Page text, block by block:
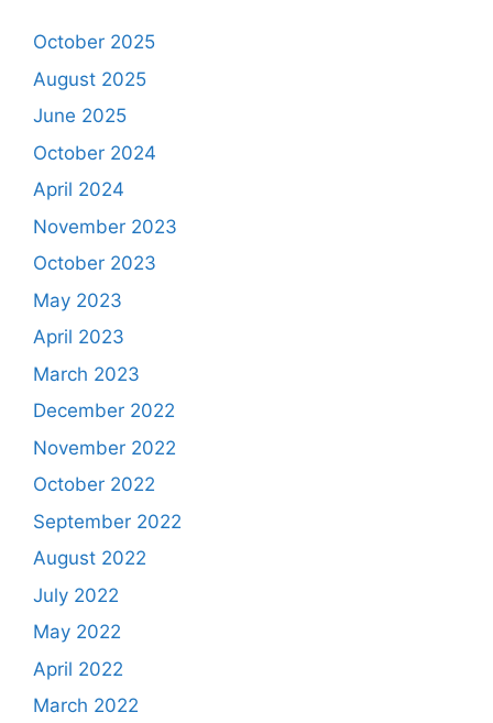
October 2025
August 2025
June 2025
October 2024
April 2024
November 2023
October 2023
May 2023
April 2023
March 2023
December 2022
November 2022
October 2022
September 2022
August 2022
July 2022
May 2022
April 2022
March 2022